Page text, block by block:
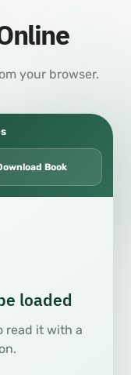
your browser.
Book
loaded
read it with a